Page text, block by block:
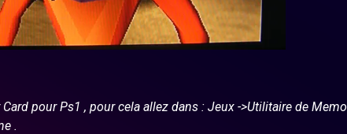
pour Ps1 , pour cela allez dans : Jeux ->Utilitaire de
.